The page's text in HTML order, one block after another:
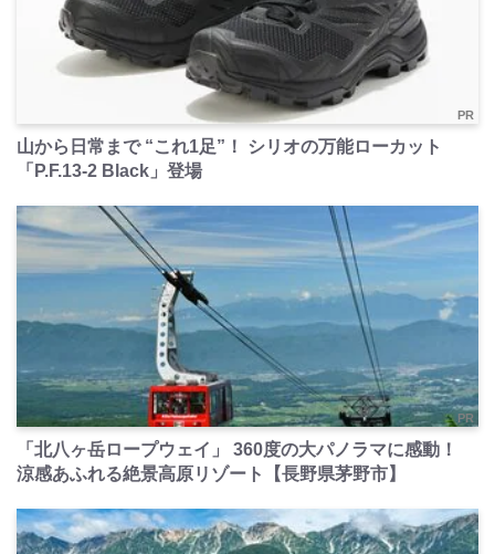
PR
山から日常まで “これ1足”！ シリオの万能ローカット
「P.F.13-2 Black」登場
PR
「北八ヶ岳ロープウェイ」 360度の大パノラマに感動！
涼感あふれる絶景高原リゾート【長野県茅野市】